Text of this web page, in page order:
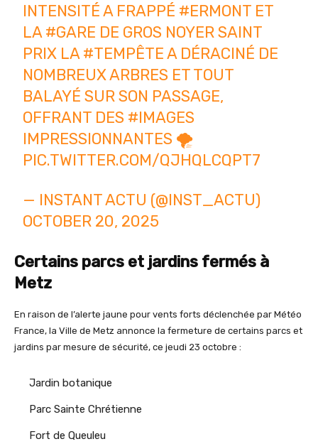
INTENSITÉ A FRAPPÉ #ERMONT ET
LA#GARE DE GROS NOYER SAINT
PRIX LA#TEMPÊTEA DÉRACINÉ DE
NOMBREUX ARBRES ET TOUT
BALAYÉ SUR SON PASSAGE,
OFFRANT DES #IMAGES
IMPRESSIONNANTES 🌪️
PIC.TWITTER.COM/QJHQLCQPT7
— INSTANT ACTU (@INST_ACTU)
OCTOBER 20, 2025
Certains parcs et jardins fermés à
Metz
En raison de l’alerte jaune pour vents forts déclenchée par Météo
France, la Ville de Metz annonce la fermeture de certains parcs et
jardins par mesure de sécurité, ce jeudi 23 octobre :
Jardin botanique
Parc Sainte Chrétienne
Fort de Queuleu